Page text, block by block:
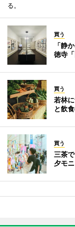
る。
買う
「静
徳寺
買う
若林
と飲
買う
三茶
夕モ